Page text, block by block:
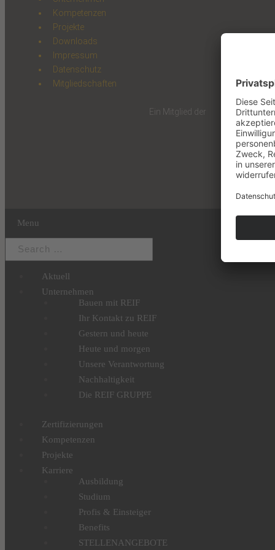
Kompetenzen
Projekte
Downloads
Impressum
Datenschutz
Mitgliedschaften
Ein Mitglied der
Menu
Aktuell
Unternehmen
Bauen mit REIF
Ihr Kontakt zu REIF
Gestern und heute
Heute und morgen
Unsere Verantwortung
Nachhaltigkeit
Die REIF GRUPPE
Zertifizierungen
Kompetenzen
Projekte
Karriere
Ausbildung
Studium
Profis & Einsteiger
Benefits
STELLENANGEBOTE